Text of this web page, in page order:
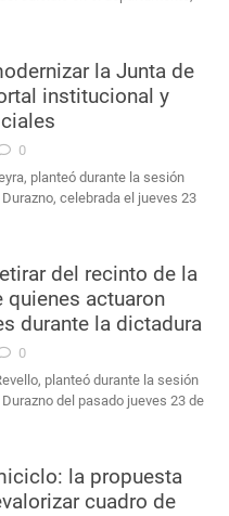
la Junta de
institucional y
0
planteó durante la sesión
celebrada el jueves 23
del recinto de la
actuaron
durante la dictadura
0
planteó durante la sesión
del pasado jueves 23 de
la propuesta
cuadro de